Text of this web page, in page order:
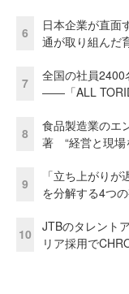
6
日本企業が直
通が取り組んだ
7
全国の社員2400
――「ALL
8
食品製造業のエ
著 “経営と現場
9
「立ち上がり
を分解する4つ
10
JTBのタレント
リア採用で